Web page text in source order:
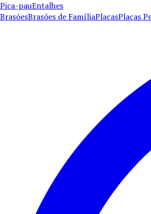
Pica-pauEntalhes
BrasõesBrasões de FamíliaPlacasPlacas